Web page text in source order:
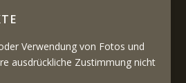
Verwendung von Fotos und
ausdrückliche Zustimmung nicht